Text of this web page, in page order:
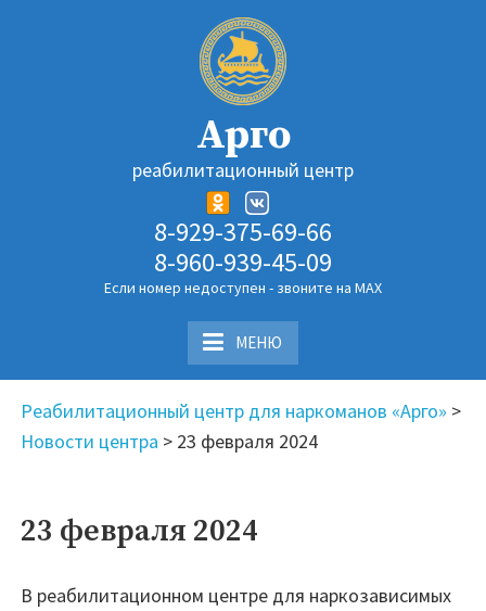
Арго
реабилитационный центр
8-929-375-69-66
8-960-939-45-09
Если номер недоступен - звоните на MAX
МЕНЮ
Реабилитационный центр для наркоманов «Арго» >
Новости центра > 23 февраля 2024
23 февраля 2024
В реабилитационном центре для наркозависимых